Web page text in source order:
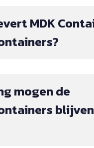
MDK
mogen de
blijven